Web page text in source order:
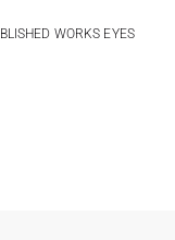
L XL
WORKS EYES